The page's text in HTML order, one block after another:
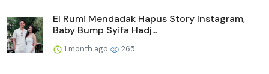
El Rumi Mendadak Hapus Story Instagram,
Baby Bump Syifa Hadj...
1 month ago 265